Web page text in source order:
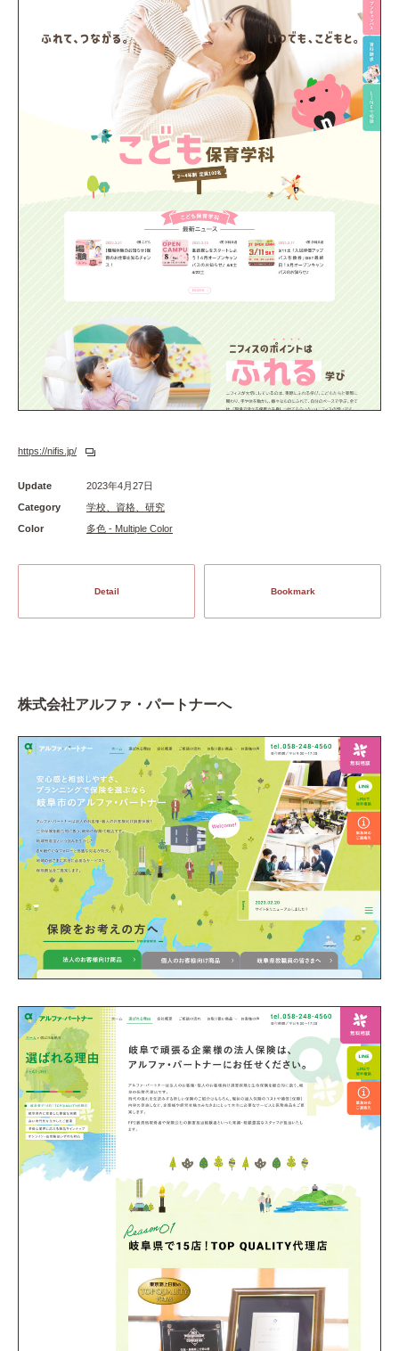
https://nifis.jp/
Update
2023年4月27日
Category
学校、資格、研究
Color
多色 - Multiple Color
Detail Bookmark
株式会社アルファ・パートナーへ